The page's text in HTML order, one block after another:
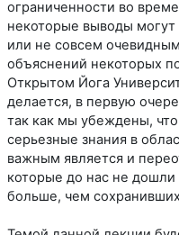
ограниченности во
некоторые выводы могут
или не совсем
объяснений некоторых
Открытом Йога
делается, в первую
так как мы убеждены,
серьезные знания в
важным является и
которые до нас не дошли
больше, чем